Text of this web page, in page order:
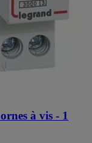
à vis - 1